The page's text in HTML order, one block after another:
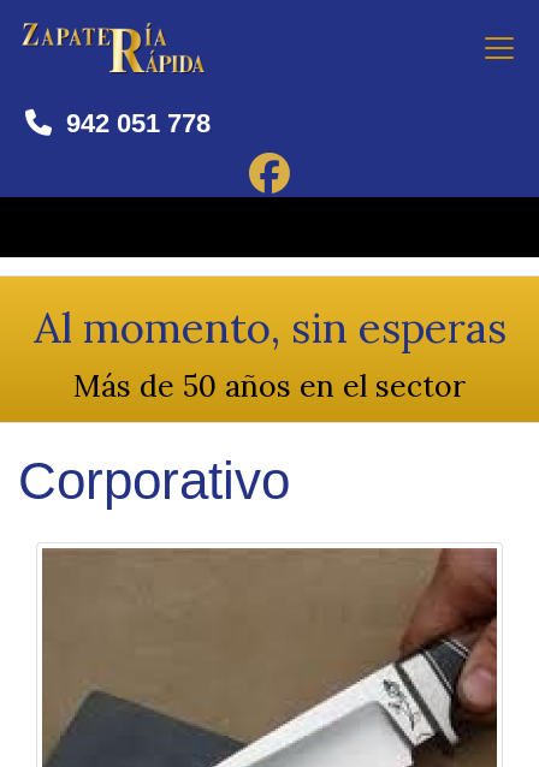
942 051 778
Al momento, sin esperas
Más de 50 años en el sector
Corporativo